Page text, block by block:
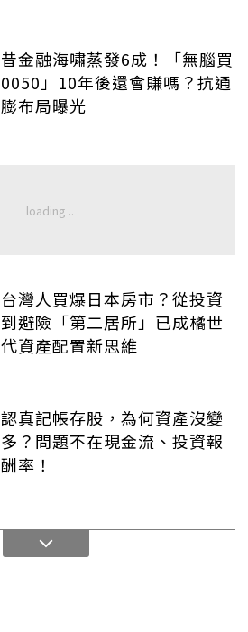
昔金融海嘯蒸發6成！「無腦買
0050」10年後還會賺嗎？抗通
膨布局曝光
台灣人買爆日本房市？從投資
到避險「第二居所」已成橘世
代資產配置新思維
認真記帳存股，為何資產沒變
多？問題不在現金流、投資報
酬率！